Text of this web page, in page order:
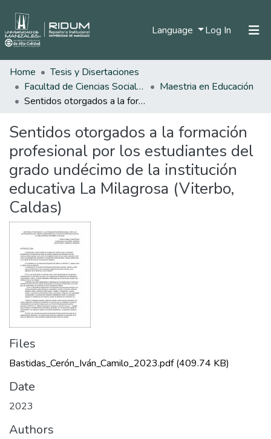
Language Log In (current)
Statistics
Home
Tesis y Disertaciones
Facultad de Ciencias Sociales y Humanas
Maestria en Educación
Sentidos otorgados a la formación profesional por los estudiantes del grado undécimo de la institución educativa La Milagrosa (Viterbo, Caldas)
Sentidos otorgados a la formación
profesional por los estudiantes del
grado undécimo de la institución
educativa La Milagrosa (Viterbo,
Caldas)
Files
Bastidas_Cerón_Iván_Camilo_2023.pdf(409.74 KB)
Date
2023
Authors